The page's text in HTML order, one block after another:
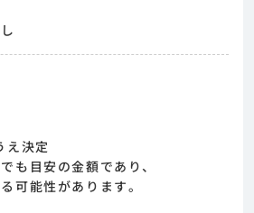
え決定
も目安の金額であり、
可能性があります。